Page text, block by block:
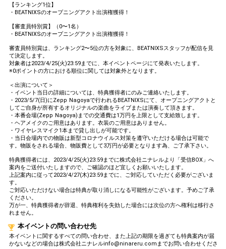
35 500000
得！
36 600000
をあげよう！
37 700000
700,000pt達成！どんどん花火
38 800000
800,000pt達成！どんどん花火
をあげよう！
39 900000
900,000pt達成！どんどん花火
をあげよう！
40 1000000
1,000,000pt達成！どんどん花
火をあげよう！
41 1100000
1,100,000pt達成！どんどん花
火をあげよう！
42 1200000
火をあげよう！
43 1300000
1,300,000pt達成！どんどん花
44
1,400,000pt達成！どんどん花
火をあげよう！
火をあげよう！
46 1600000
1,600,000pt達成！どんどん花
火をあげよう！
【ランキング1位】
・BEATNIXSのオープニングアクト出演権獲得！
【審査員特別賞】（0〜1名）
・BEATNIXSのオープニングアクト出演権獲得！
審査員特別賞は、ランキング2〜5位の方を対象に、BEATNIXSスタッフが配信を見
て決定します。
対象者は2023/4/25(火)23:59までに、本イベントページにて発表いたします。
※0ポイントの方における順位に関しては対象外となります。
＜出演について＞
・イベント当日の詳細については、特典獲得者にのみご連絡いたします。
・2023/5/7(日)にZepp Nagoyaで行われるBEATNIXSにて、オープニングアクトと
してご自身が所有するオリジナルの楽曲をライブまたは演奏して頂きます。
・本番会場(Zepp Nagoya)までの交通費は1万円を上限として支給致します。
・ヘアメイクのご用意はあります。衣装のご用意はありません。
・ワイヤレスマイク1本まで貸し出しが可能です。
・当日会場内での物販は新型コロナウイルス対策を遵守いただける場合は可能で
す。物販をされる場合、物販費として3万円が必要となります為、ご了承下さい。
特典獲得者には、2023/4/25(火)23:59までに株式会社ニナレルより「受信BOX」へ
案内をご送付いたしますので、ご確認のほど宜しくお願いいたします。
上記案内に従って2023/4/27(木)23:59までに、ご対応していただく必要がございま
す。
ご対応いただけない場合は特典が取り消しになる可能性がございます。予めご了承
ください。
万が一、特典獲得者が辞退、特典権利を失効した場合には次位の方へ権利は移行さ
れません。
本イベントの問い合わせ先
本イベントに関するすべての問い合わせ、また上記の期限を過ぎても特典案内が届
かないなどの場合は株式会社ニナレルinfo@ninareru.comまでお問い合わせくださ